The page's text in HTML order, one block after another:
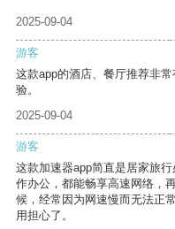
2025-09-04
游客
这款app的酒店、餐厅推荐非
验。
2025-09-04
游客
这款加速器app简直是居家旅
作办公，都能畅享高速网络，
候，经常因为网速慢而无法正
用担心了。